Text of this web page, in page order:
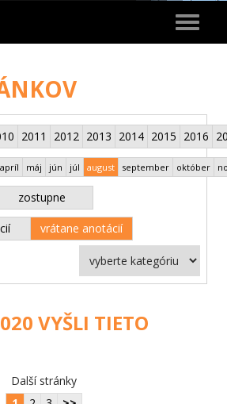
Toggle
2011 2012 2013 2014 2015 2016
apríl máj jún júl august september október
zostupne
vrátane anotácií
VYŠLI TIETO
Další stránky